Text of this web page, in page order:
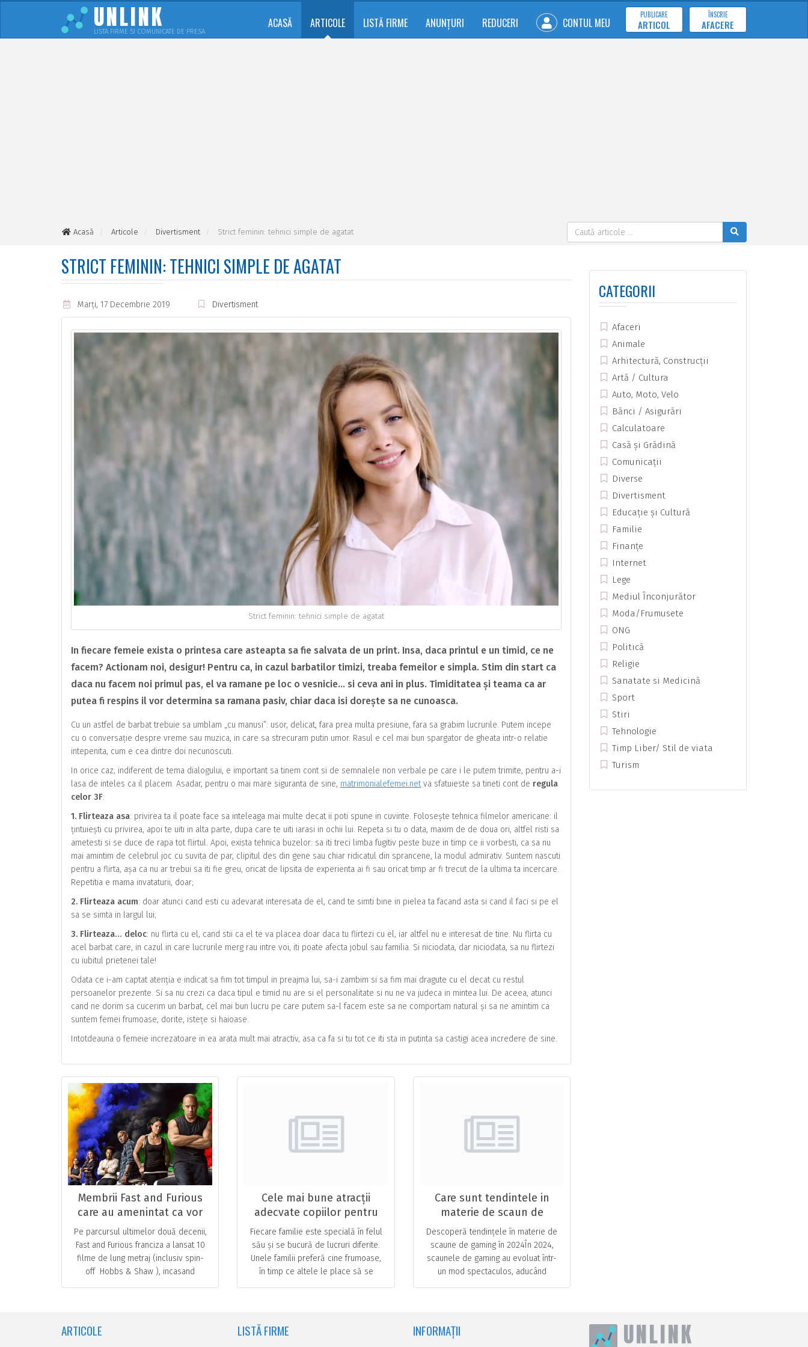
UNLINK
LISTA FIRME SI COMUNICATE DE PRESA
ACASĂ ARTICOLE LISTĂ FIRME ANUNȚURI REDUCERI CONTUL MEU
PUBLICARE
ARTICOL
ÎNSCRIE
AFACERE
Acasă Articole Divertisment Strict feminin: tehnici simple de agatat
STRICT FEMININ: TEHNICI SIMPLE DE AGATAT
Marţi, 17 Decembrie 2019 Divertisment
Strict feminin: tehnici simple de agatat
In fiecare femeie exista o printesa care asteapta sa fie salvata de un print. Insa, daca printul e un timid, ce ne
facem? Actionam noi, desigur! Pentru ca, in cazul barbatilor timizi, treaba femeilor e simpla. Stim din start ca
daca nu facem noi primul pas, el va ramane pe loc o vesnicie… si ceva ani in plus. Timiditatea și teama ca ar
putea fi respins il vor determina sa ramana pasiv, chiar daca isi dorește sa ne cunoasca.
Cu un astfel de barbat trebuie sa umblam „cu manusi”: usor, delicat, fara prea multa presiune, fara sa grabim lucrurile. Putem incepe
cu o conversație despre vreme sau muzica, in care sa strecuram putin umor. Rasul e cel mai bun spargator de gheata intr-o relatie
intepenita, cum e cea dintre doi necunoscuti.
In orice caz, indiferent de tema dialogului, e important sa tinem cont si de semnalele non verbale pe care i le putem trimite, pentru a-i
lasa de inteles ca il placem. Asadar, pentru o mai mare siguranta de sine, matrimonialefemei.netva sfatuieste sa tineti cont de regula
celor 3F:
1. Flirteaza asa: privirea ta il poate face sa inteleaga mai multe decat ii poti spune in cuvinte. Folosește tehnica filmelor americane: il
țintuiești cu privirea, apoi te uiti in alta parte, dupa care te uiti iarasi in ochii lui. Repeta si tu o data, maxim de de doua ori, altfel risti sa
ametesti si se duce de rapa tot flirtul. Apoi, exista tehnica buzelor: sa iti treci limba fugitiv peste buze in timp ce ii vorbesti, ca sa nu
mai amintim de celebrul joc cu suvita de par, clipitul des din gene sau chiar ridicatul din sprancene, la modul admirativ. Suntem nascuti
pentru a flirta, așa ca nu ar trebui sa iti fie greu, oricat de lipsita de experienta ai fi sau oricat timp ar fi trecut de la ultima ta incercare.
Repetitia e mama invataturii, doar;
2. Flirteaza acum: doar atunci cand esti cu adevarat interesata de el, cand te simti bine in pielea ta facand asta si cand il faci si pe el
sa se simta in largul lui;
3. Flirteaza… deloc: nu flirta cu el, cand stii ca el te va placea doar daca tu flirtezi cu el, iar altfel nu e interesat de tine. Nu flirta cu
acel barbat care, in cazul in care lucrurile merg rau intre voi, iti poate afecta jobul sau familia. Si niciodata, dar niciodata, sa nu flirtezi
cu iubitul prietenei tale!
Odata ce i-am captat atenția e indicat sa fim tot timpul in preajma lui, sa-i zambim si sa fim mai dragute cu el decat cu restul
persoanelor prezente. Si sa nu crezi ca daca tipul e timid nu are si el personalitate si nu ne va judeca in mintea lui. De aceea, atunci
cand ne dorim sa cucerim un barbat, cel mai bun lucru pe care putem sa-l facem este sa ne comportam natural și sa ne amintim ca
suntem femei frumoase, dorite, istețe si haioase.
Intotdeauna o femeie increzatoare in ea arata mult mai atractiv, asa ca fa si tu tot ce iti sta in putinta sa castigi acea incredere de sine.
Membrii Fast and Furious
care au amenintat ca vor
parasi franciza
Pe parcursul ultimelor două decenii,
Fast and Furious franciza a lansat 10
filme de lung metraj (inclusiv spin-
off Hobbs & Shaw ), incasand
Cele mai bune atracții
adecvate copiilor pentru
vacanțe in Familie
Fiecare familie este specială în felul
său și se bucură de lucruri diferite.
Unele familii preferă cine frumoase,
în timp ce altele le place să se
Care sunt tendintele in
materie de scaun de
gaming in 2024 ?
Descoperă tendințele în materie de
scaune de gaming în 2024În 2024,
scaunele de gaming au evoluat într-
un mod spectaculos, aducând
CATEGORII
Afaceri
Animale
Arhitectură, Construcții
Artă / Cultura
Auto, Moto, Velo
Bănci / Asigurări
Calculatoare
Casă și Grădină
Comunicații
Diverse
Divertisment
Educație și Cultură
Familie
Finanțe
Internet
Lege
Mediul Înconjurător
Moda/Frumusete
ONG
Politică
Religie
Sanatate si Medicină
Sport
Stiri
Tehnologie
Timp Liber/ Stil de viata
Turism
ARTICOLE LISTĂ FIRME INFORMAȚII UNLINK